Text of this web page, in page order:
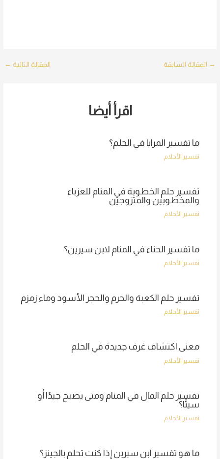
Post
→ المقالة السابقة المقالة التالية ←
اقرأ أيضا
ما تفسير المرايا في الحلم؟
تفسير الأحلام
تفسير حلم الخطوبة في المنام للعزباء
والمخطوبين والمتزوجين
تفسير الأحلام
ما تفسير الحناء في المنام لابن سيرين؟
تفسير الأحلام
تفسير حلم الكعبة والحرم والحجر الأسود وماء زمزم
تفسير الأحلام
معنى اكتشاف غرف جديدة في الحلم
تفسير الأحلام
تفسير حلم المال في المنام ومتى يصبح جيدًا أو
سيئًا؟
تفسير الأحلام
ما هو تفسير ابن سيرين إذا كنت تحلم بالجينز؟